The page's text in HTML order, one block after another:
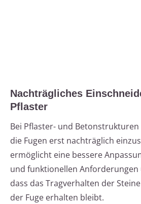
Nachträgliches
Pflaster
Bei Pflaster- und
die Fugen erst nachträglich
ermöglicht eine bessere
und funktionellen
dass das Tragverhalten der
der Fuge erhalten bleibt.